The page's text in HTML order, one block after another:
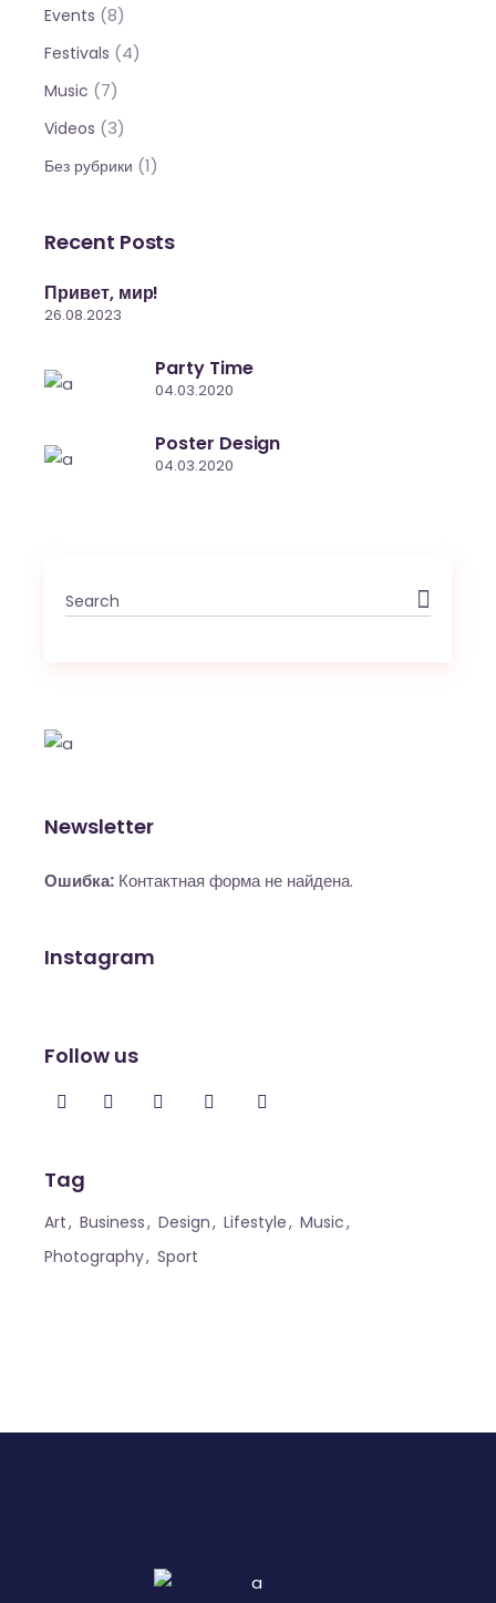
Events (8)
Festivals (4)
Music (7)
Videos (3)
Без рубрики (1)
Recent Posts
Привет, мир!
26.08.2023
Party Time
04.03.2020
Poster Design
04.03.2020
Newsletter
Ошибка: Контактная форма не найдена.
Instagram
Follow us
Tag
Art Business Design Lifestyle
Music
Photography
Sport